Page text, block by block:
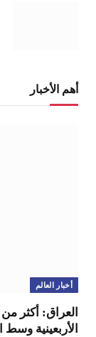
أهم الأخبار
أخبار العالم
الأربعينية